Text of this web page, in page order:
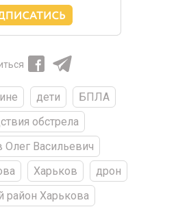
дети
БПЛА
обстрела
Олег Васильевич
Харьков
дрон
район Харькова